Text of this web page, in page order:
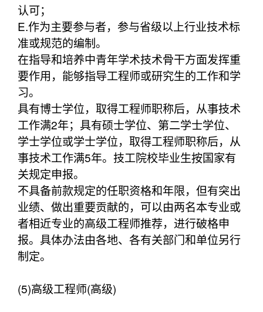
认可；
E.作为主要参与者，参与省级以上行业技术标
准或规范的编制。
在指导和培养中青年学术技术骨干方面发挥重
要作用，能够指导工程师或研究生的工作和学
习。
具有博士学位，取得工程师职称后，从事技术
工作满2年；具有硕士学位、第二学士学位、
学士学位或学士学位，取得工程师职称后，从
事技术工作满5年。技工院校毕业生按国家有
关规定申报。
不具备前款规定的任职资格和年限，但有突出
业绩、做出重要贡献的，可以由两名本专业或
者相近专业的高级工程师推荐，进行破格申
报。具体办法由各地、各有关部门和单位另行
制定。
(5)高级工程师(高级)